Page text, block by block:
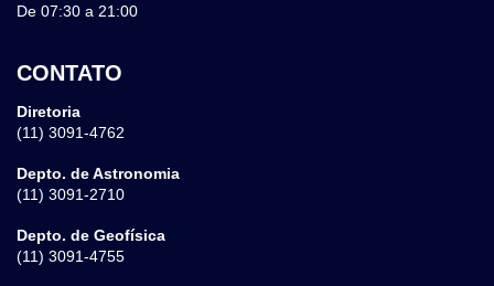
De 07:30 a 21:00
CONTATO
Diretoria
(11) 3091-4762
Depto. de Astronomia
(11) 3091-2710
Depto. de Geofísica
(11) 3091-4755